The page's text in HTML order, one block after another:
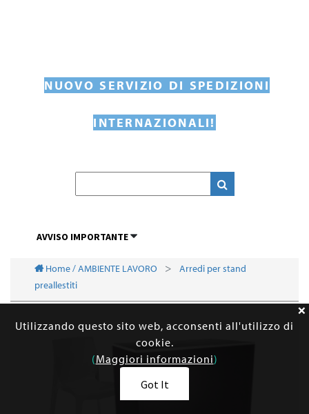
NUOVO SERVIZIO DI SPEDIZIONI
INTERNAZIONALI!
AVVISO IMPORTANTE
Home / AMBIENTE LAVORO
Arredi per stand
preallestiti
Utilizzando questo sito web, acconsenti all'utilizzo di
cookie.
(Maggiori informazioni)
Got It